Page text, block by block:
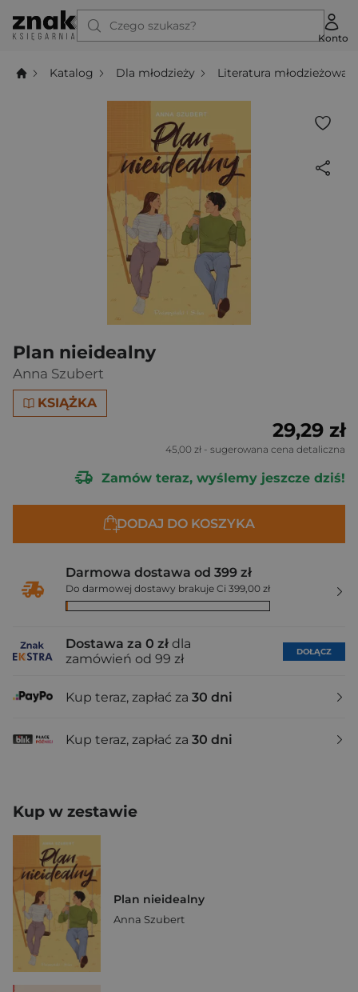
Czego szukasz?
Konto
Katalog Dla młodzieży Literatura młodzieżowa
Plan nieidealny
Anna Szubert
KSIĄŻKA
29,29 zł
45,00 zł - sugerowana cena detaliczna
Zamów teraz, wyślemy jeszcze dziś!
DODAJ DO KOSZYKA
Darmowa dostawa od 399 zł
Do darmowej dostawy brakuje Ci 399,00 zł
Dostawa za 0 zł dla
zamówień od 99 zł
DOŁĄCZ
Kup teraz, zapłać za 30 dni
Kup teraz, zapłać za 30 dni
Kup w zestawie
Plan nieidealny
Anna Szubert